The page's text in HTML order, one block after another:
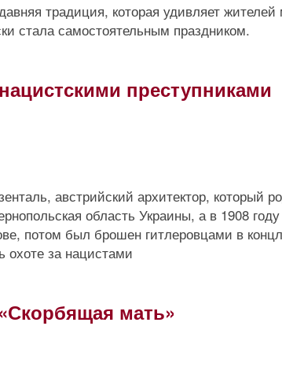
традиция, которая удивляет жителей
стала самостоятельным праздником.
преступниками
австрийский архитектор, который
область Украины, а в 1908
потом был брошен гитлеровцами в
за нацистами
мать»